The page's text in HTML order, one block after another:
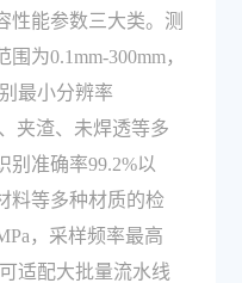
性能参数三大类。测
为0.1mm-300mm，
最小分辨率
夹渣、未焊透等多
别准确率99.2%以
料等多种材质的检
，采样频率最高
适配大批量流水线